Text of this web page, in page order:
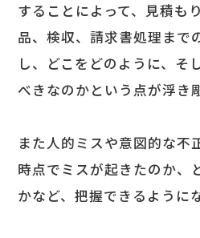
することによって、見積も
品、検収、請求書処理まで
し、どこをどのように、そ
べきなのかという点が浮き
また人的ミスや意図的な不
時点でミスが起きたのか、
かなど、把握できるように